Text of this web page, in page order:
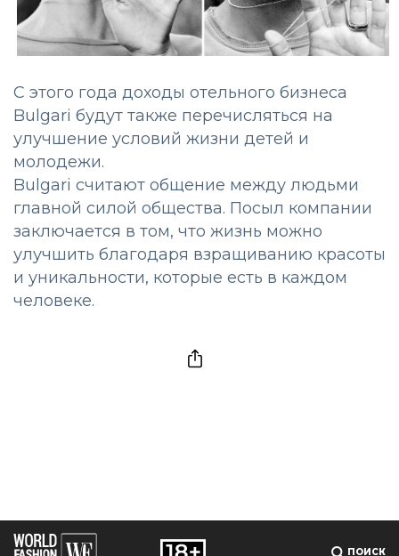
С этого года доходы отельного бизнеса
Bulgari будут также перечисляться на
улучшение условий жизни детей и
молодежи.
Bulgari считают общение между людьми
главной силой общества. Посыл компании
заключается в том, что жизнь можно
улучшить благодаря взращиванию красоты
и уникальности, которые есть в каждом
человеке.
ПОИСК